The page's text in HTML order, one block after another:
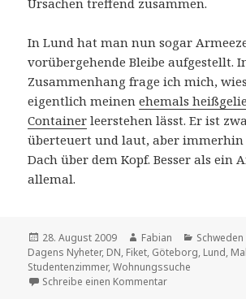
Ursachen treffend zusammen.
In Lund hat man nun sogar
vorübergehende Bleibe aufgestellt.
Zusammenhang frage ich mich,
eigentlich meinenehemals
Container leerstehen lässt. Er ist
überteuert und laut, aber
Dach über dem Kopf. Besser als ein
allemal.
Veröffentlicht
am
28. August 2009 Autor
Fabian Kategorien
Schweden
Dagens Nyheter, DN, Fiket, Göteborg, Lund,
Studentenzimmer,Wohnungssuche
Schreibe einen Kommentarzu